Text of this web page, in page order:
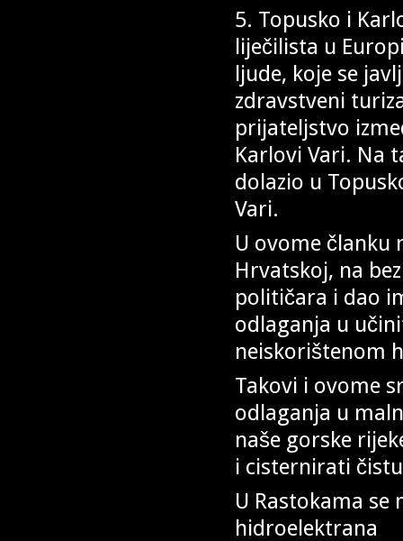
5. Topusko i
liječilista u
ljude, koje se
zdravstveni
prijateljstvo
Karlovi Vari. Na
dolazio u
Vari.
U ovome članku
Hrvatskoj, na
političara i dao
odlaganja u
neiskorištenom
Takovi i ovome
odlaganja u
naše gorske
i cisternirati
U Rastokama
hidroelektrana